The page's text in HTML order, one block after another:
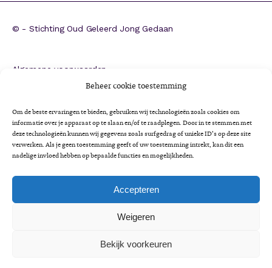
Beheer cookie toestemming
Om de beste ervaringen te bieden, gebruiken wij technologieën zoals cookies om
informatie over je apparaat op te slaan en/of te raadplegen. Door in te stemmen met
deze technologieën kunnen wij gegevens zoals surfgedrag of unieke ID's op deze site
verwerken. Als je geen toestemming geeft of uw toestemming intrekt, kan dit een
nadelige invloed hebben op bepaalde functies en mogelijkheden.
Accepteren
Weigeren
Bekijk voorkeuren
© - Stichting Oud Geleerd Jong Gedaan
Algemene voorwaarden
Colofon
Cookieverklaring
Impactrapportage 2025
Minimaregeling voor senioren
Vrijwilligersbeleid en gedragscode
LettertypeLettertype
ALettertype